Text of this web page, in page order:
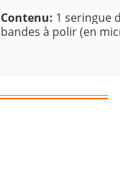
Contenu: 1 seringue
bandes à polir (en